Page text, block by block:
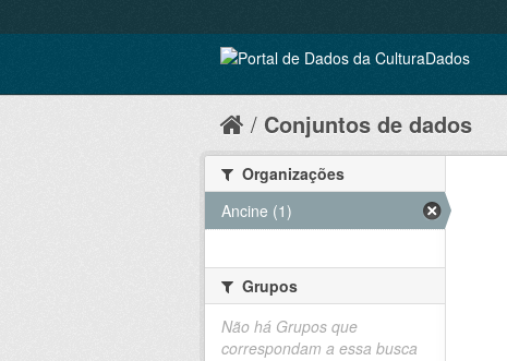
Conjuntos de dados
Organizações
Ancine (1)
Grupos
Não há Grupos que
correspondam a essa busca